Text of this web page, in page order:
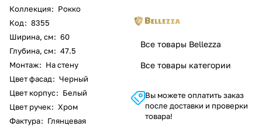
Коллекция: Рокко
Код: 8355
Ширина, см: 60
Глубина, см: 47.5
Монтаж: На стену
Цвет фасад: Черный
Цвет корпус: Белый
Цвет ручек: Хром
Фактура: Глянцевая
Все товары Bellezza
Все товары категории
Вы можете оплатить заказ
после доставки и проверки
товара!